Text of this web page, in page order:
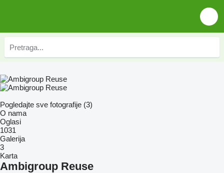
Pogledajte sve fotografije (3)
O nama
Oglasi
1031
Galerija
3
Karta
Ambigroup Reuse